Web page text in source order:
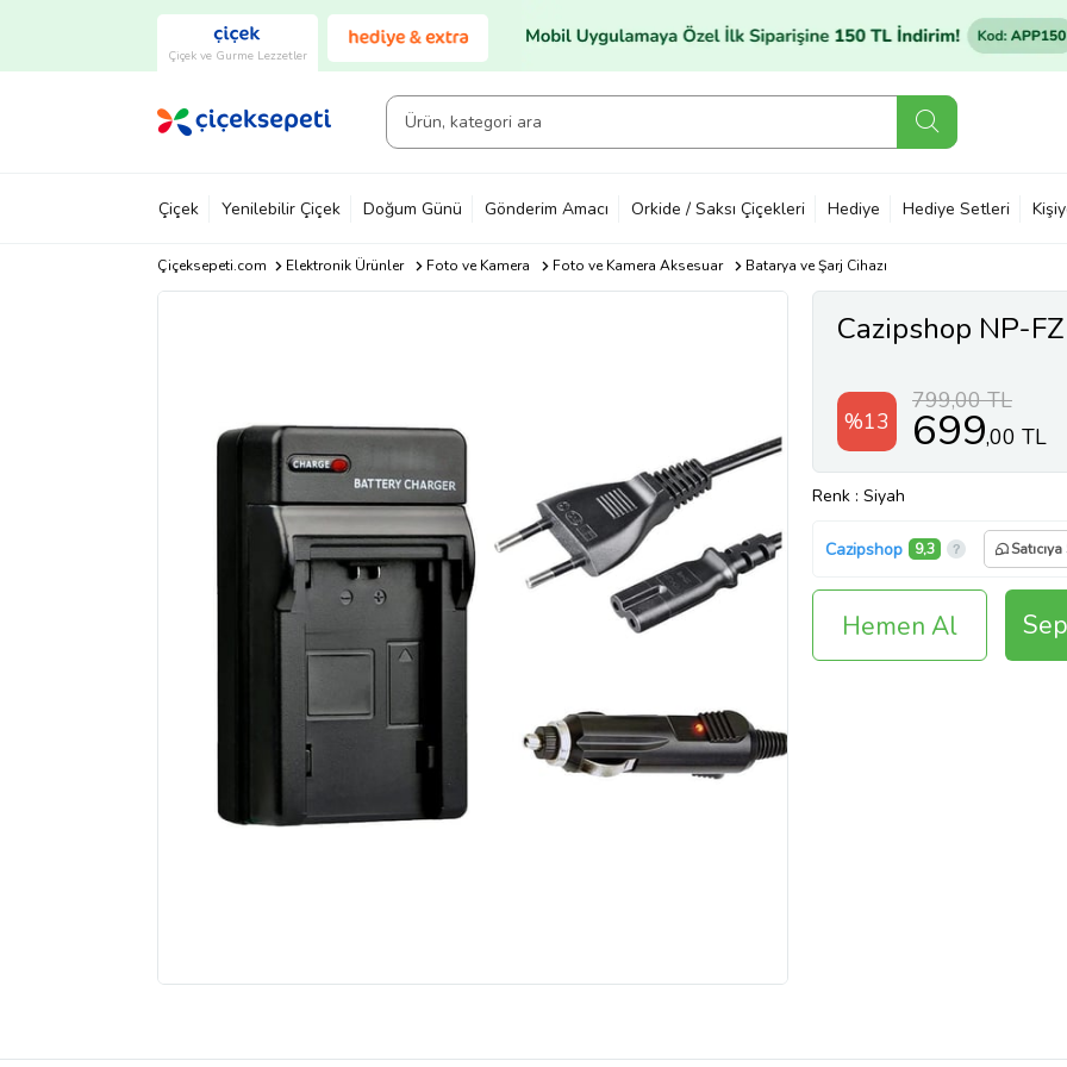
Çiçek ve Gurme Lezzetler
Çiçek Yenilebilir Çiçek Doğum Günü Gönderim Amacı Orkide / Saksı Çiçekleri Hediye Hediye Setleri
Çiçeksepeti.com Elektronik Ürünler Foto ve Kamera Foto ve Kamera Aksesuar Batarya ve Şarj Cihazı
Cazipshop NP-
%13
799,00 TL
699,00 TL
Renk : Siyah
Cazipshop 9,3
Hemen Al